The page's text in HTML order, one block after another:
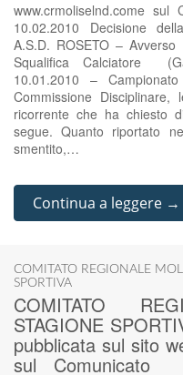
www.crmoliselnd.come
10.02.2010 Decisione
A.S.D. ROSETO –
Squalifica Calciatore
10.01.2010 –
Commissione
ricorrente che ha chiesto
segue. Quanto riportato
smentito,…
Continua a leggere →
COMITATO REGIONALE
SPORTIVA
COMITATO
STAGIONE
pubblicata sul sito
sul